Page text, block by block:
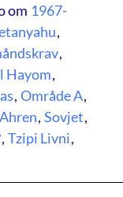
om 1967-
,
,
Hayom,
, Område A,
, Sovjet,
, Tzipi Livni,